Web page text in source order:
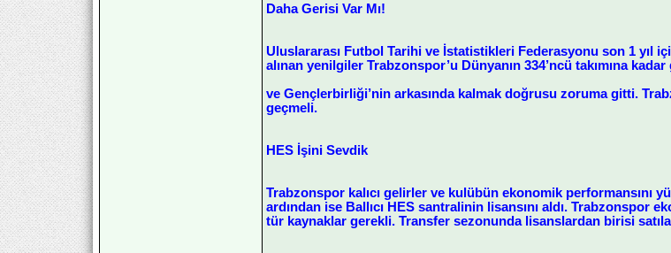
Daha Gerisi Var Mı!
Uluslararası Futbol Tarihi ve İstatistikleri Federasyonu son 1 yıl
alınan yenilgiler Trabzonspor’u Dünyanın 334’ncü takımına
ve Gençlerbirliği’nin arkasında kalmak doğrusu zoruma gitti.
geçmeli.
HES İşini Sevdik
Trabzonspor kalıcı gelirler ve kulübün ekonomik performansını
ardından ise Ballıcı HES santralinin lisansını aldı.
tür kaynaklar gerekli. Transfer sezonunda lisanslardan birisi